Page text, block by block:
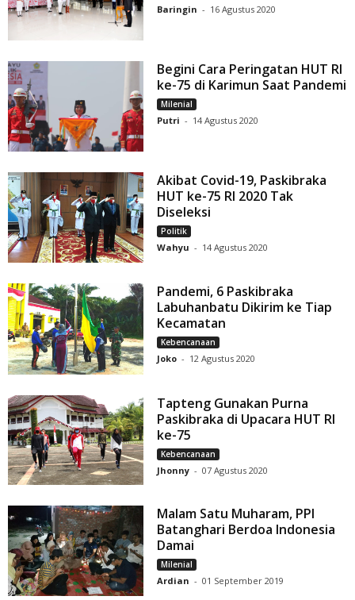
Baringin - 16 Agustus 2020
Begini Cara Peringatan HUT RI
ke-75 di Karimun Saat Pandemi
Milenial
Putri - 14 Agustus 2020
Akibat Covid-19, Paskibraka
HUT ke-75 RI 2020 Tak
Diseleksi
Politik
Wahyu - 14 Agustus 2020
Pandemi, 6 Paskibraka
Labuhanbatu Dikirim ke Tiap
Kecamatan
Kebencanaan
Joko - 12 Agustus 2020
Tapteng Gunakan Purna
Paskibraka di Upacara HUT RI
ke-75
Kebencanaan
Jhonny - 07 Agustus 2020
Malam Satu Muharam, PPI
Batanghari Berdoa Indonesia
Damai
Milenial
Ardian - 01 September 2019